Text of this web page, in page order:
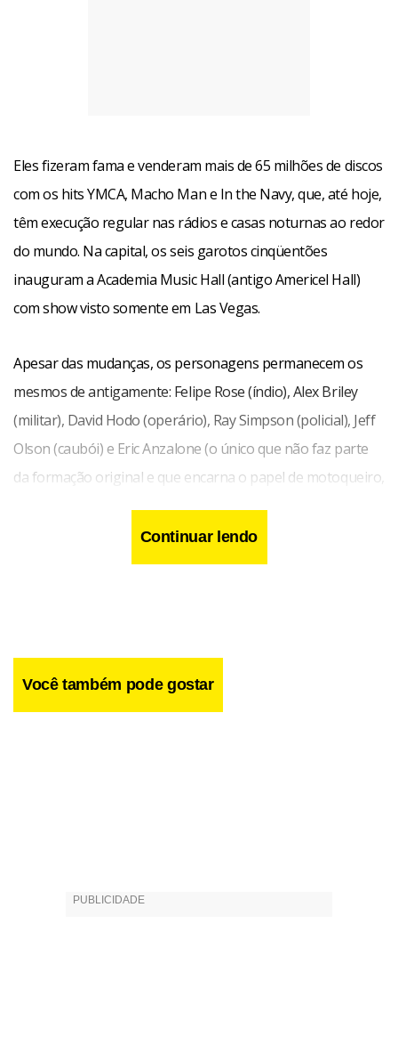
Eles fizeram fama e venderam mais de 65 milhões de discos
com os hits YMCA, Macho Man e In the Navy, que, até hoje,
têm execução regular nas rádios e casas noturnas ao redor
do mundo. Na capital, os seis garotos cinqüentões
inauguram a Academia Music Hall (antigo Americel Hall)
com show visto somente em Las Vegas.
Apesar das mudanças, os personagens permanecem os
mesmos de antigamente: Felipe Rose (índio), Alex Briley
(militar), David Hodo (operário), Ray Simpson (policial), Jeff
Olson (caubói) e Eric Anzalone (o único que não faz parte
da formação original e que encarna o papel de motoqueiro,
deixado por Glenn Hughes ao falecer em 2001).
Leia entrevista com o “militar” Alex Briley, exclusiva ao
Continuar lendo
Você também pode gostar